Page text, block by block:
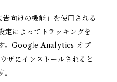
向けの機能」を使用される
定によってトラッキングを
。Google Analytics オプ
ザにインストールされると